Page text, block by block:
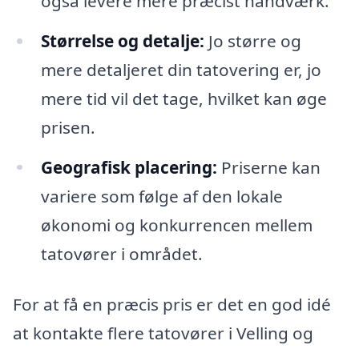
Størrelse og detalje: Jo større og
mere detaljeret din tatovering er, jo
mere tid vil det tage, hvilket kan øge
prisen.
Geografisk placering: Priserne kan
variere som følge af den lokale
økonomi og konkurrencen mellem
tatovører i området.
For at få en præcis pris er det en god idé
at kontakte flere tatovører i Velling og